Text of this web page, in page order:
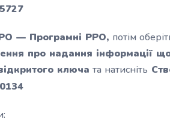
— Програмні РРО, потім
про надання інформації
ключа та натисніть